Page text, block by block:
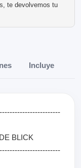
te devolvemos tu
Incluye
BLICK